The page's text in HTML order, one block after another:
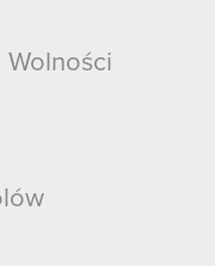
Wolności